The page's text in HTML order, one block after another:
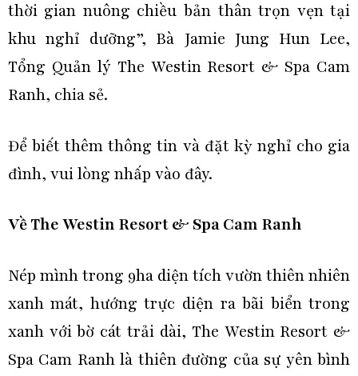
thời gian nuông chiều bản thân trọn vẹn tại
khu nghỉ dưỡng”, Bà Jamie Jung Hun Lee,
Tổng Quản lý The Westin Resort & Spa Cam
Ranh, chia sẻ.
Để biết thêm thông tin và đặt kỳ nghỉ cho gia
đình, vui lòng nhấp vào đây.
Về The Westin Resort & Spa Cam Ranh
Nép mình trong 9ha diện tích vườn thiên nhiên
xanh mát, hướng trực diện ra bãi biển trong
xanh với bờ cát trải dài, The Westin Resort &
Spa Cam Ranh là thiên đường của sự yên bình